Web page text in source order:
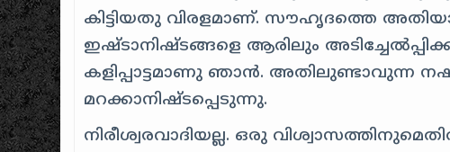
കിട്ടിയതു വിരളമാണ്. സൗഹൃദത്തെ
ഇഷ്ടാനിഷ്ടങ്ങളെ ആരിലും
കളിപ്പാട്ടമാണു ഞാന്‍. അതിലുണ്ടാവുന്ന
മറക്കാനിഷ്‍ടപ്പെടുന്നു.
നിരീശ്വരവാദിയല്ല. ഒരു